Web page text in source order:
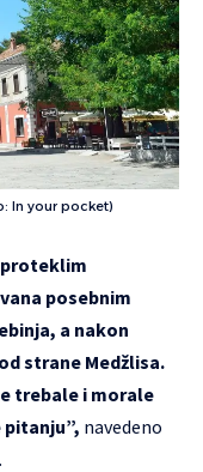
In your pocket)
proteklim
posebnim
a nakon
strane Medžlisa.
trebale i morale
pitanju”, navedeno